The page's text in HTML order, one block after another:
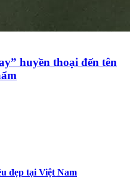
huyền thoại đến tên
đẹp tại Việt Nam